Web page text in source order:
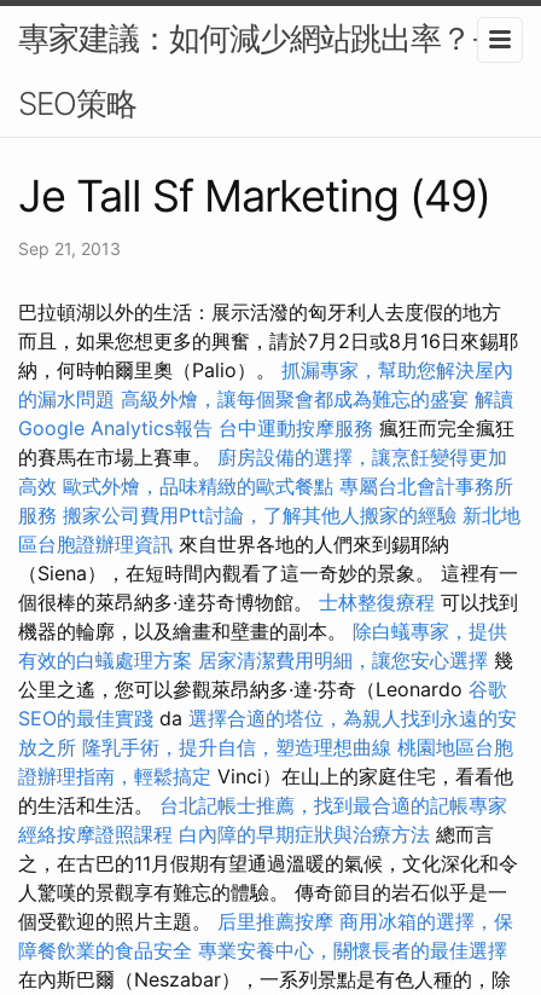
專家建議：如何減少網站跳出率？-
SEO策略
Je Tall Sf Marketing (49)
Sep 21, 2013
巴拉頓湖以外的生活：展示活潑的匈牙利人去度假的地方
而且，如果您想更多的興奮，請於7月2日或8月16日來錫耶
納，何時帕爾里奧（Palio）。 抓漏專家，幫助您解決屋內
的漏水問題 高級外燴，讓每個聚會都成為難忘的盛宴 解讀
Google Analytics報告 台中運動按摩服務 瘋狂而完全瘋狂
的賽馬在市場上賽車。 廚房設備的選擇，讓烹飪變得更加
高效 歐式外燴，品味精緻的歐式餐點 專屬台北會計事務所
服務 搬家公司費用Ptt討論，了解其他人搬家的經驗 新北地
區台胞證辦理資訊 來自世界各地的人們來到錫耶納
（Siena），在短時間內觀看了這一奇妙的景象。 這裡有一
個很棒的萊昂納多·達芬奇博物館。 士林整復療程 可以找到
機器的輪廓，以及繪畫和壁畫的副本。 除白蟻專家，提供
有效的白蟻處理方案 居家清潔費用明細，讓您安心選擇 幾
公里之遙，您可以參觀萊昂納多·達·芬奇（Leonardo 谷歌
SEO的最佳實踐 da 選擇合適的塔位，為親人找到永遠的安
放之所 隆乳手術，提升自信，塑造理想曲線 桃園地區台胞
證辦理指南，輕鬆搞定 Vinci）在山上的家庭住宅，看看他
的生活和生活。 台北記帳士推薦，找到最合適的記帳專家
經絡按摩證照課程 白內障的早期症狀與治療方法 總而言
之，在古巴的11月假期有望通過溫暖的氣候，文化深化和令
人驚嘆的景觀享有難忘的體驗。 傳奇節目的岩石似乎是一
個受歡迎的照片主題。 后里推薦按摩 商用冰箱的選擇，保
障餐飲業的食品安全 專業安養中心，關懷長者的最佳選擇
在內斯巴爾（Neszabar），一系列景點是有色人種的，除